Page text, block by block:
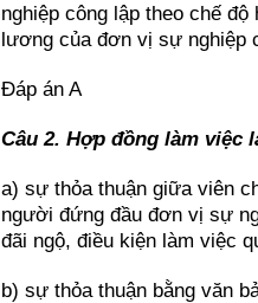
nghiệp công lập theo chế
lương của đơn vị sự nghiệp
Đáp án A
Câu 2. Hợp đồng làm việc
a) sự thỏa thuận giữa viên
người đứng đầu đơn vị sự
đãi ngộ, điều kiện làm việc
b) sự thỏa thuận bằng văn